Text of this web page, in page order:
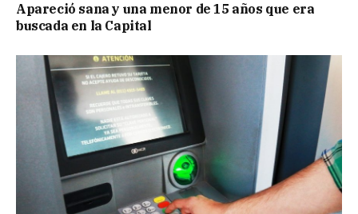
Apareció sana y una menor de 15 años que era
buscada en la Capital